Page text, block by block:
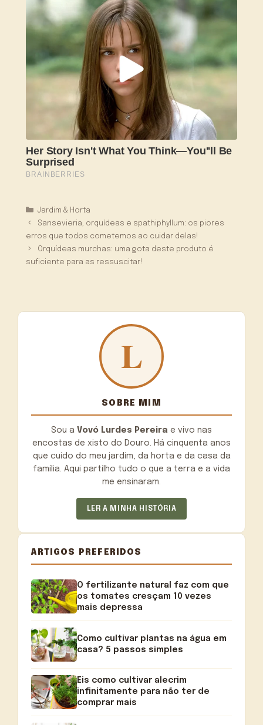
Categorias
Jardim & Horta
Sansevieria, orquídeas e spathiphyllum: os piores
erros que todos cometemos ao cuidar delas!
Orquídeas murchas: uma gota deste produto é
suficiente para as ressuscitar!
SOBRE MIM
Sou a Vovó Lurdes Pereira e vivo nas
encostas de xisto do Douro. Há cinquenta anos
que cuido do meu jardim, da horta e da casa da
família. Aqui partilho tudo o que a terra e a vida
me ensinaram.
LER A MINHA HISTÓRIA
ARTIGOS PREFERIDOS
O fertilizante natural faz com que
os tomates cresçam 10 vezes
mais depressa
Como cultivar plantas na água em
casa? 5 passos simples
Eis como cultivar alecrim
infinitamente para não ter de
comprar mais